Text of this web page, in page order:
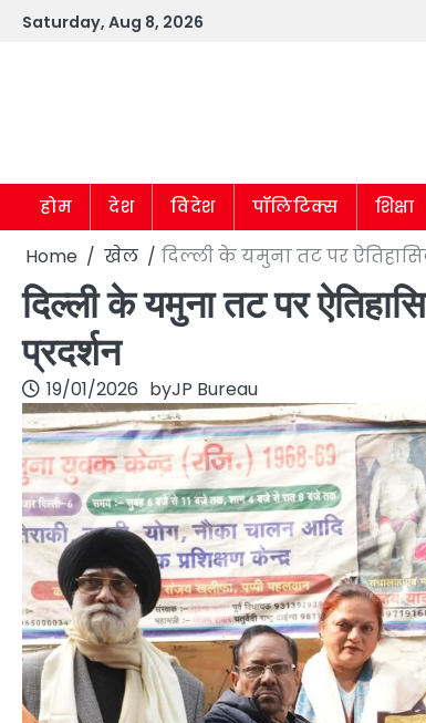
SkipSaturday, Aug 8, 2026
होम देश विदेश पॉलिटिक्स शिक्षा
Home खेल दिल्ली के यमुना तट पर
दिल्ली के यमुना तट पर
प्रदर्शन
19/01/2026 byJP Bureau